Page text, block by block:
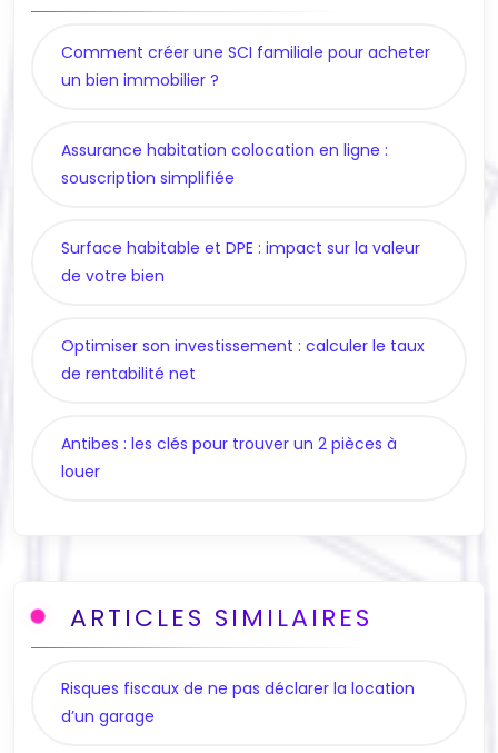
Comment créer une SCI familiale pour acheter
un bien immobilier ?
Assurance habitation colocation en ligne :
souscription simplifiée
Surface habitable et DPE : impact sur la valeur
de votre bien
Optimiser son investissement : calculer le taux
de rentabilité net
Antibes : les clés pour trouver un 2 pièces à
louer
ARTICLES SIMILAIRES
Risques fiscaux de ne pas déclarer la location
d’un garage